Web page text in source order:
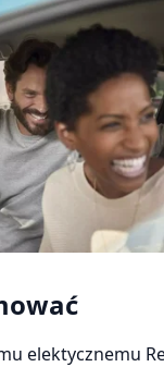
elektycznemu